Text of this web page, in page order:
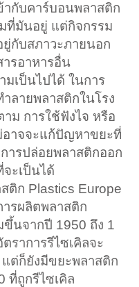
ากับคาร์บอนพลาสติก
ที่มันอยู่ แต่กิจกรรม
กับสภาวะภายนอก
รอาหารอื่น
มเป็นไปได้ ในการ
ลายพลาสติกในโรง
าม การใช้ฟังไจ หรือ
อาจจะแก้ปัญหาขยะที่
ารปล่อยพลาสติกออก
ะเป็นได้
ติก Plastics Europe
รผลิตพลาสติก
นจากปี 1950 ถึง 1
ราการรีไซเคิลจะ
ต่ก็ยังมีขยะพลาสติก
ที่ถูกรีไซเคิล